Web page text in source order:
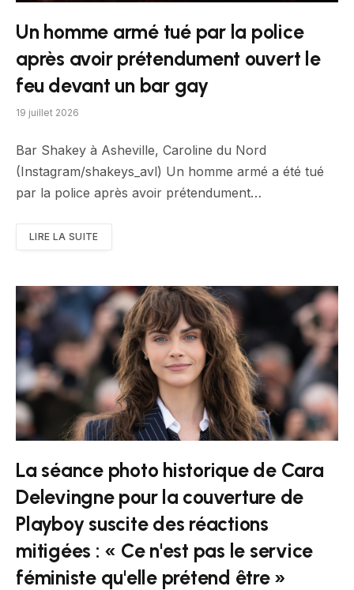
Un homme armé tué par la police
après avoir prétendument ouvert le
feu devant un bar gay
19 juillet 2026
Bar Shakey à Asheville, Caroline du Nord
(Instagram/shakeys_avl) Un homme armé a été tué
par la police après avoir prétendument…
LIRE LA SUITE
La séance photo historique de Cara
Delevingne pour la couverture de
Playboy suscite des réactions
mitigées : « Ce n'est pas le service
féministe qu'elle prétend être »